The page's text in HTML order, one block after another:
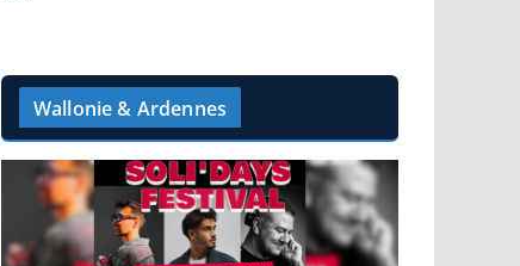
Wallonie & Ardennes